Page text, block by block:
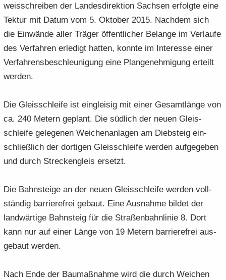
weis­schrei­ben der Lan­des­di­rek­ti­on Sach­sen er­folg­te eine
Tek­tur mit Datum vom 5. Ok­to­ber 2015. Nach­dem sich
die Ein­wän­de aller Trä­ger öf­fent­li­cher Be­lan­ge im Ver­lau­fe
des Ver­fah­ren er­le­digt hat­ten, konn­te im In­ter­es­se einer
Ver­fah­rens­be­schleu­ni­gung eine Plan­ge­neh­mi­gung er­teilt
wer­den.
Die Gleis­schlei­fe ist ein­glei­sig mit einer Ge­samt­län­ge von
ca. 240 Me­tern ge­plant. Die süd­lich der neuen Gleis­
schlei­fe ge­le­ge­nen Wei­chen­an­la­gen am Dieb­steig ein­
schließ­lich der dor­ti­gen Gleis­schlei­fe wer­den auf­ge­ge­ben
und durch Stre­cken­gleis er­setzt.
Die Bahn­stei­ge an der neuen Gleis­schlei­fe wer­den voll­
stän­dig bar­rie­re­frei ge­baut. Eine Aus­nah­me bil­det der
land­wär­ti­ge Bahn­steig für die Stra­ßen­bahn­li­nie 8. Dort
kann nur auf einer Länge von 19 Me­tern bar­rie­re­frei aus­
ge­baut wer­den.
Nach Ende der Bau­maß­nah­me wird die durch Wei­chen